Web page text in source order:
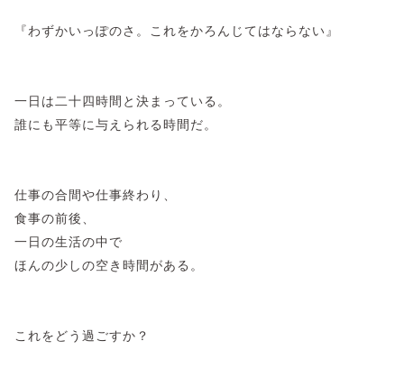
『わずかいっぽのさ。これをかろんじてはならない』
一日は二十四時間と決まっている。
誰にも平等に与えられる時間だ。
仕事の合間や仕事終わり、
食事の前後、
一日の生活の中で
ほんの少しの空き時間がある。
これをどう過ごすか？